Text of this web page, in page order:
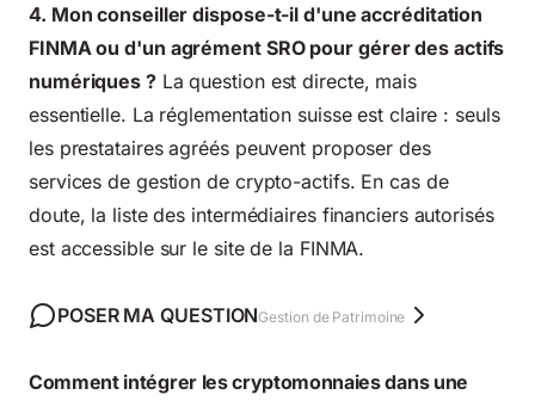
4. Mon conseiller dispose-t-il d'une accréditation
FINMA ou d'un agrément SRO pour gérer des actifs
numériques ?La question est directe, mais
essentielle. La réglementation suisse est claire : seuls
les prestataires agréés peuvent proposer des
services de gestion de crypto-actifs. En cas de
doute, la liste des intermédiaires financiers autorisés
est accessible sur le site de la FINMA.
POSER MA QUESTIONGestion de Patrimoine
Comment intégrer les cryptomonnaies dans une